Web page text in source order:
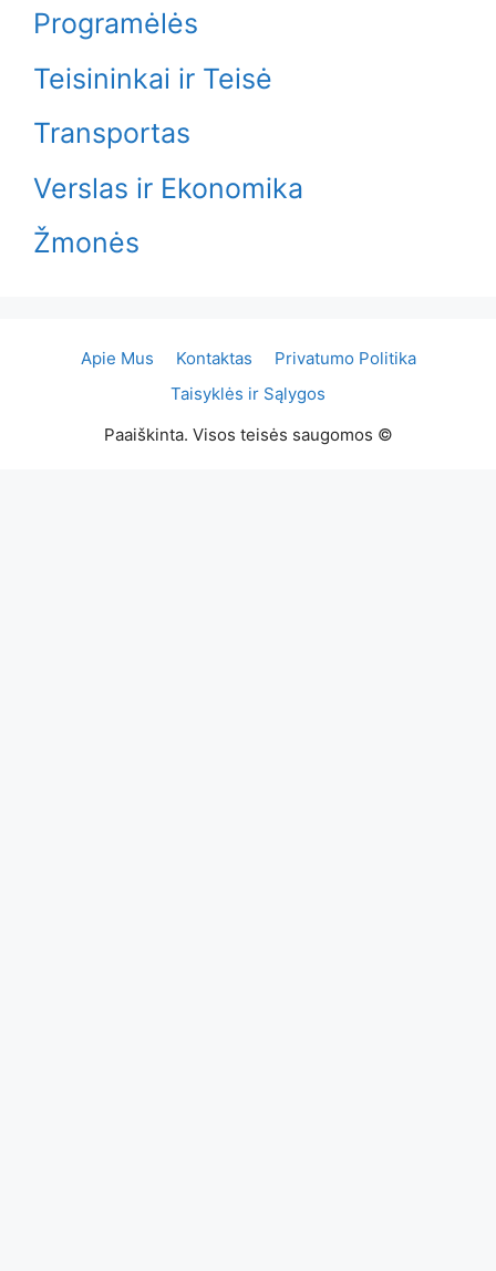
Programėlės
Teisininkai ir Teisė
Transportas
Verslas ir Ekonomika
Žmonės
Apie Mus Kontaktas
Privatumo Politika
Taisyklės ir Sąlygos
Paaiškinta. Visos teisės saugomos ©